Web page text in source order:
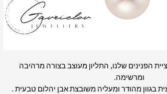
הפנינים שלנו, התליון מעוצב בצורה מרהיבה
ומרשימה.
בגוון מהודר ומעליה משובצת אבן יהלום טבעית .